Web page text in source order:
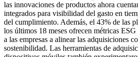
las innovaciones de productos ahora
integrados para visibilidad del gasto en
del cumplimiento. Además, el 43% de las
los últimos 18 meses ofrecen métricas
a las empresas a alinear las adquisiciones
sostenibilidad. Las herramientas de